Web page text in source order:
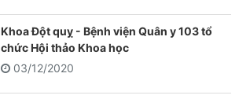
Khoa Đột quỵ - Bệnh viện Quân y 103 tổ
chức Hội thảo Khoa học
03/12/2020